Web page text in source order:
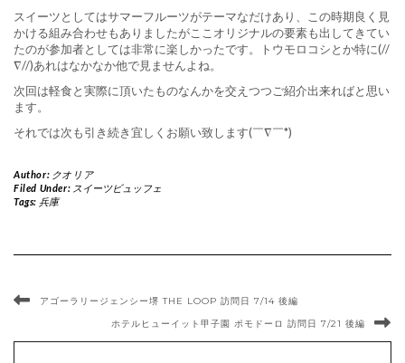
スイーツとしてはサマーフルーツがテーマなだけあり、この時期良く見
かける組み合わせもありましたがここオリジナルの要素も出してきてい
たのが参加者としては非常に楽しかったです。トウモロコシとか特に(//
∇//)あれはなかなか他で見ませんよね。
次回は軽食と実際に頂いたものなんかを交えつつご紹介出来ればと思い
ます。
それでは次も引き続き宜しくお願い致します(￣∇￣*)ゞ
Author: クオリア
Filed Under: スイーツビュッフェ
Tags: 兵庫
アゴーラリージェンシー堺 THE LOOP 訪問日 7/14 後編
ホテルヒューイット甲子園 ポモドーロ 訪問日 7/21 後編